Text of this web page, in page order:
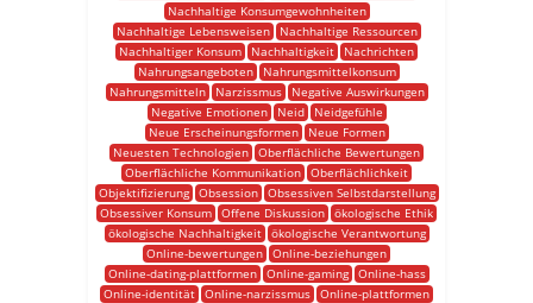
Nachhaltige Konsumgewohnheiten
Nachhaltige Lebensweisen
Nachhaltige Ressourcen
Nachhaltiger Konsum
Nachhaltigkeit
Nachrichten
Nahrungsangeboten
Nahrungsmittelkonsum
Nahrungsmitteln
Narzissmus
Negative Auswirkungen
Negative Emotionen
Neid
Neidgefühle
Neue Erscheinungsformen
Neue Formen
Neuesten Technologien Oberflächliche Bewertungen
Oberflächliche Kommunikation Oberflächlichkeit
Objektifizierung
Obsession
Obsessiven Selbstdarstellung
Obsessiver Konsum Offene Diskussion ökologische Ethik
ökologische Nachhaltigkeit
ökologische Verantwortung
Online-bewertungen Online-beziehungen
Online-dating-plattformen
Online-gaming
Online-hass
Online-identität Online-narzissmus Online-plattformen